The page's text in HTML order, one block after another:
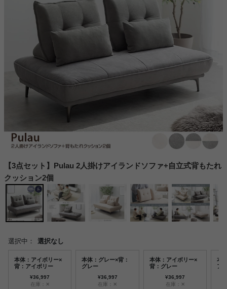
【3点セット】Pulau 2人掛けアイランドソファ+自立式背もたれ
クッション2個
選択中： 選択なし
本体：アイボリー×
背：アイボリー
¥36,997
在庫：✕
本体：グレー×背：
グレー
¥36,997
在庫：✕
本体：アイボリー×
背：グレー
¥36,997
在庫：✕
本
ア